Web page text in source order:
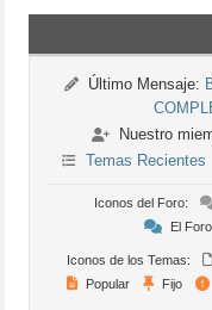
Último Mensaje:
Nuestro
Temas Recientes
Iconos del Foro:
El
Iconos de los Temas:
Popular
Fijo